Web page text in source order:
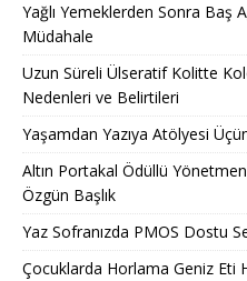
Yağlı Yemeklerden Sonra Baş
Müdahale
Uzun Süreli Ülseratif Kolitte
Nedenleri ve Belirtileri
Yaşamdan Yazıya Atölyesi
Altın Portakal Ödüllü
Özgün Başlık
Yaz Sofranızda PMOS Dostu
Çocuklarda Horlama Geniz Eti